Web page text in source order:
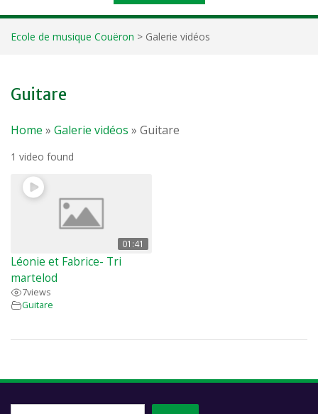
Ecole de musique Couëron > Galerie vidéos
Guitare
Home » Galerie vidéos » Guitare
1 video found
01:41
Léonie et Fabrice- Tri
martelod
7views
Guitare